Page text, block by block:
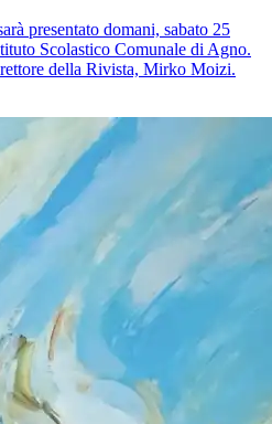
presentato domani, sabato 25
Scolastico Comunale di Agno.
della Rivista, Mirko Moizi.